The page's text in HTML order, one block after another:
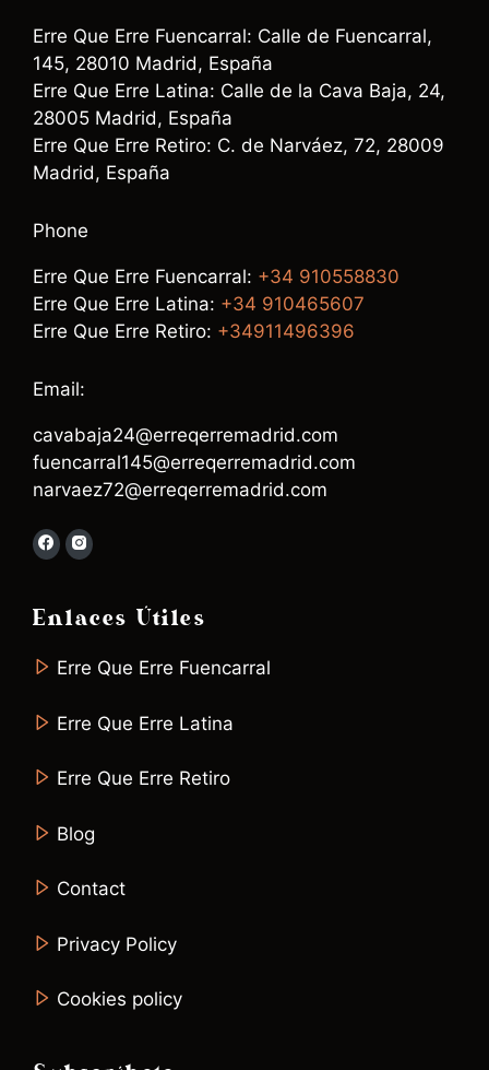
Erre Que Erre Fuencarral: Calle de Fuencarral,
145, 28010 Madrid, España
Erre Que Erre Latina: Calle de la Cava Baja, 24,
28005 Madrid, España
Erre Que Erre Retiro: C. de Narváez, 72, 28009
Madrid, España
Phone
Erre Que Erre Fuencarral: +34 910558830
Erre Que Erre Latina: +34 910465607
Erre Que Erre Retiro: +34911496396
Email:
cavabaja24@erreqerremadrid.com
fuencarral145@erreqerremadrid.com
narvaez72@erreqerremadrid.com
Enlaces Útiles
Erre Que Erre Fuencarral
Erre Que Erre Latina
Erre Que Erre Retiro
Blog
Contact
Privacy Policy
Cookies policy